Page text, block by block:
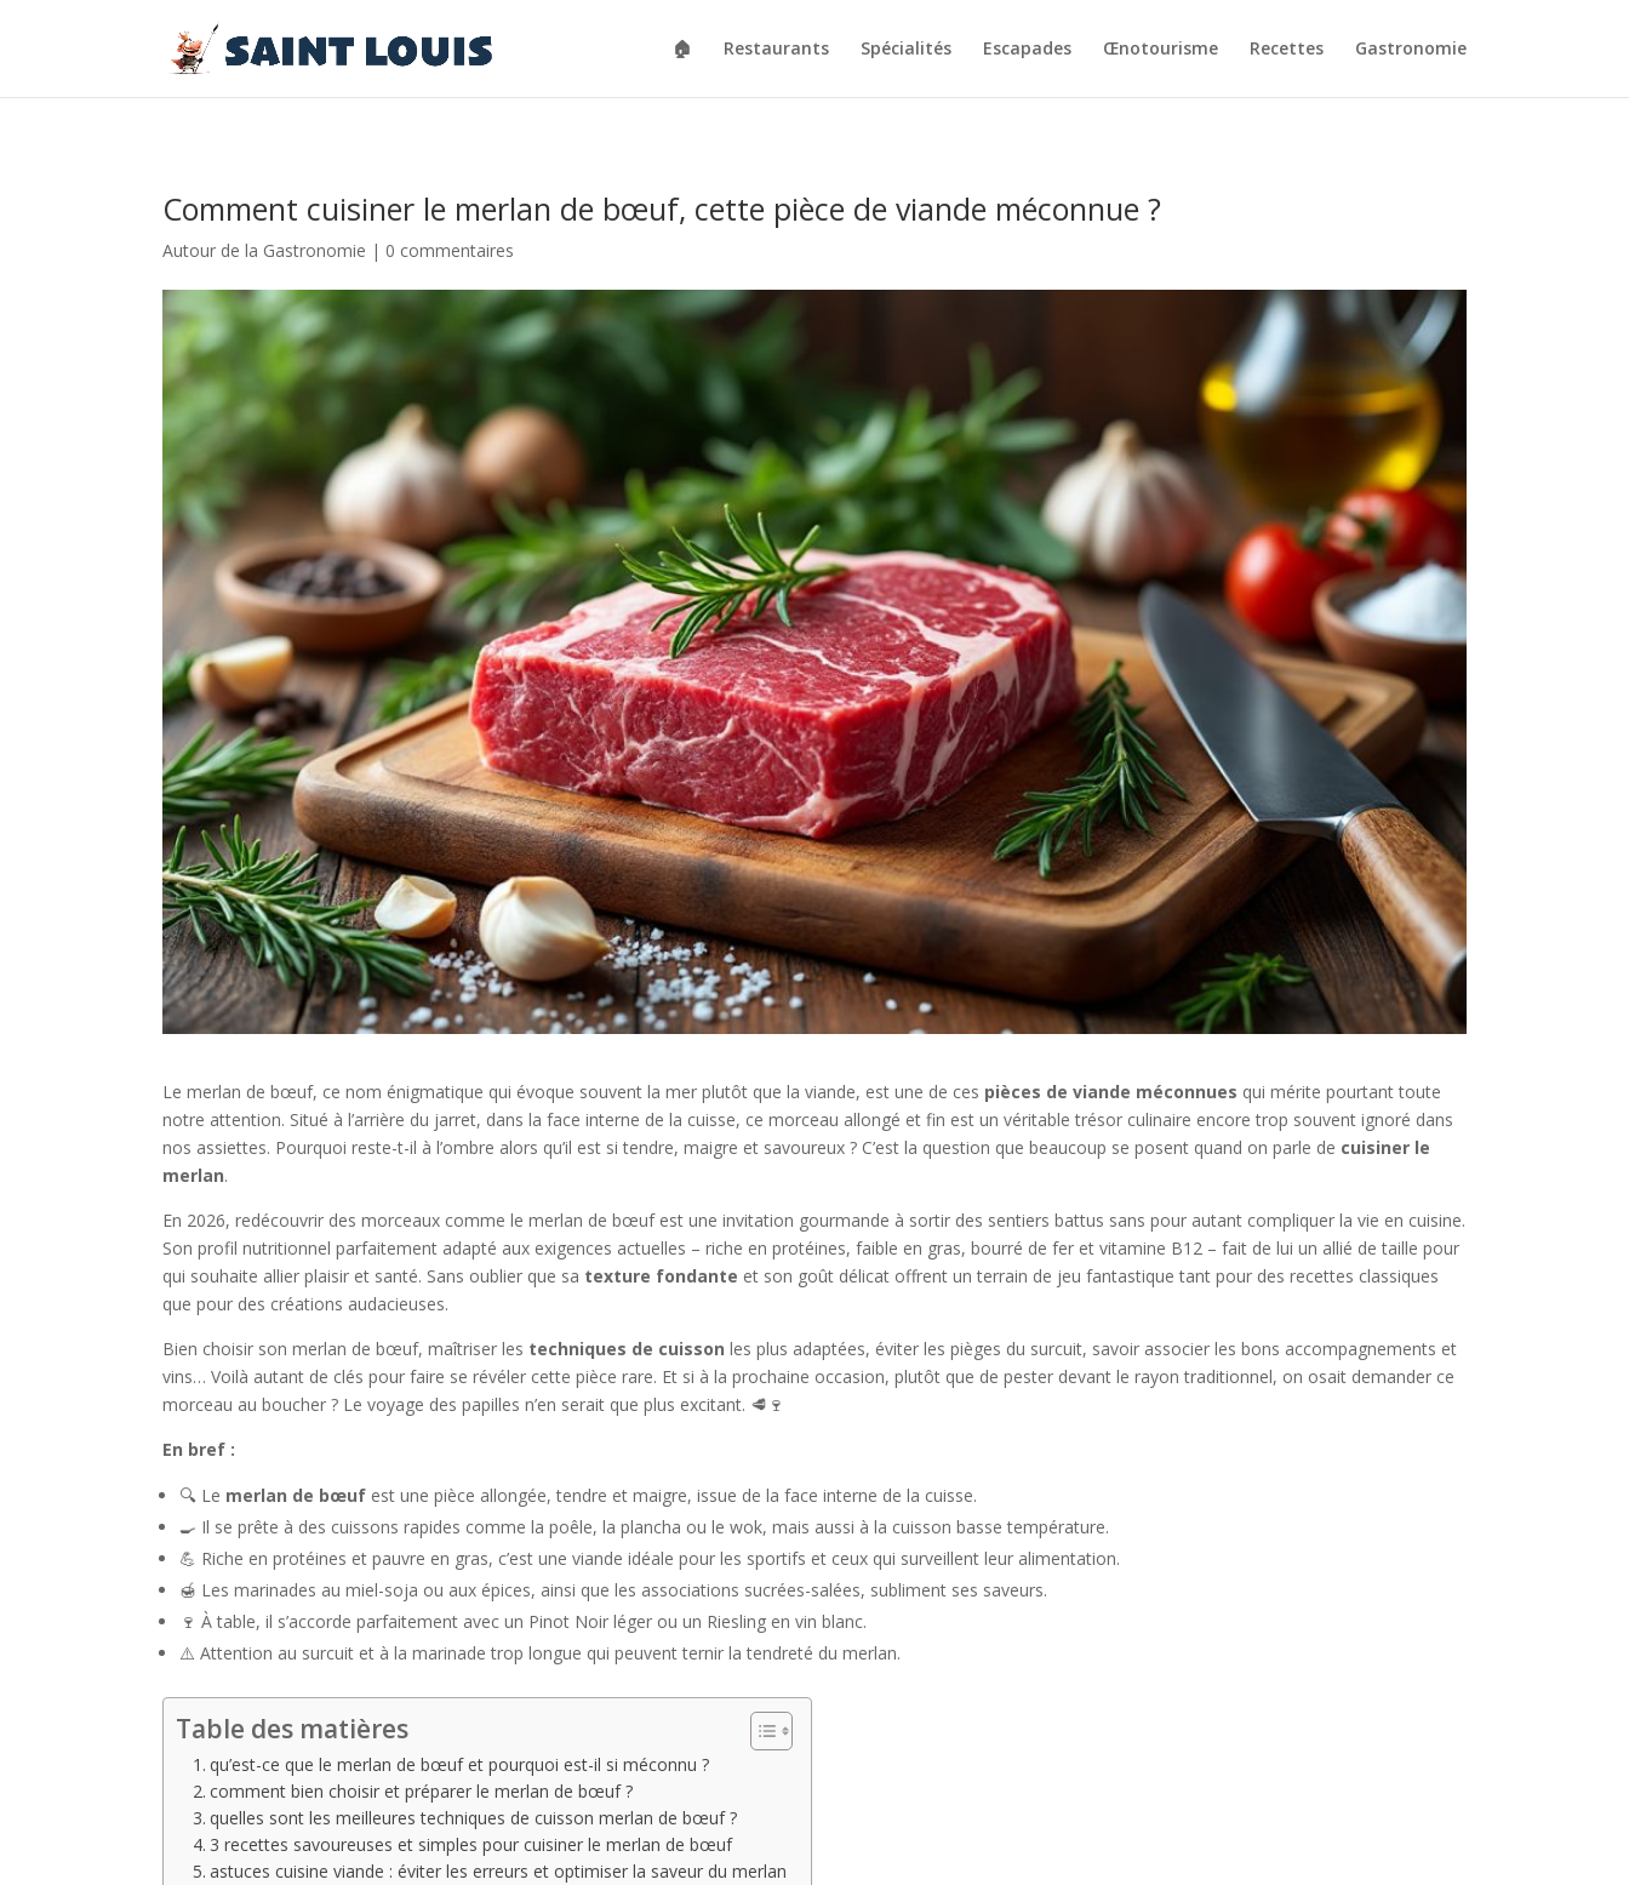
🏠 Restaurants Spécialités Escapades Œnotourisme Recettes Gastronomie
Comment cuisiner le merlan de bœuf, cette pièce de viande méconnue ?
Autour de la Gastronomie | 0 commentaires
Le merlan de bœuf, ce nom énigmatique qui évoque souvent la mer plutôt que la viande, est une de ces pièces de viande méconnues qui mérite pourtant toute
notre attention. Situé à l’arrière du jarret, dans la face interne de la cuisse, ce morceau allongé et fin est un véritable trésor culinaire encore trop souvent ignoré dans
nos assiettes. Pourquoi reste-t-il à l’ombre alors qu’il est si tendre, maigre et savoureux ? C’est la question que beaucoup se posent quand on parle de cuisiner le
merlan.
En 2026, redécouvrir des morceaux comme le merlan de bœuf est une invitation gourmande à sortir des sentiers battus sans pour autant compliquer la vie en cuisine.
Son profil nutritionnel parfaitement adapté aux exigences actuelles – riche en protéines, faible en gras, bourré de fer et vitamine B12 – fait de lui un allié de taille pour
qui souhaite allier plaisir et santé. Sans oublier que sa texture fondante et son goût délicat offrent un terrain de jeu fantastique tant pour des recettes classiques
que pour des créations audacieuses.
Bien choisir son merlan de bœuf, maîtriser les techniques de cuisson les plus adaptées, éviter les pièges du surcuit, savoir associer les bons accompagnements et
vins… Voilà autant de clés pour faire se révéler cette pièce rare. Et si à la prochaine occasion, plutôt que de pester devant le rayon traditionnel, on osait demander ce
morceau au boucher ? Le voyage des papilles n’en serait que plus excitant. 🥩🍷
En bref :
🔍 Le merlan de bœuf est une pièce allongée, tendre et maigre, issue de la face interne de la cuisse.
🍳 Il se prête à des cuissons rapides comme la poêle, la plancha ou le wok, mais aussi à la cuisson basse température.
💪 Riche en protéines et pauvre en gras, c’est une viande idéale pour les sportifs et ceux qui surveillent leur alimentation.
🍯 Les marinades au miel-soja ou aux épices, ainsi que les associations sucrées-salées, subliment ses saveurs.
🍷 À table, il s’accorde parfaitement avec un Pinot Noir léger ou un Riesling en vin blanc.
⚠️ Attention au surcuit et à la marinade trop longue qui peuvent ternir la tendreté du merlan.
Table des matières
qu’est-ce que le merlan de bœuf et pourquoi est-il si méconnu ?
comment bien choisir et préparer le merlan de bœuf ?
quelles sont les meilleures techniques de cuisson merlan de bœuf ?
3 recettes savoureuses et simples pour cuisiner le merlan de bœuf
astuces cuisine viande : éviter les erreurs et optimiser la saveur du merlan